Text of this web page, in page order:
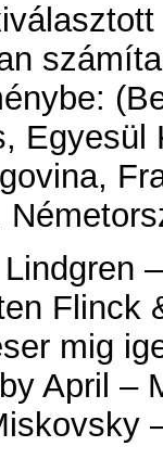
Egyesül
Flinck
mig
April –